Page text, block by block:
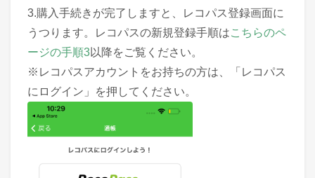
3.購入手続きが完了しますと、レコパス登録画面に
うつります。レコパスの新規登録手順はこちらのペ
ージの手順3以降をご覧ください。
※レコパスアカウントをお持ちの方は、「レコパス
にログイン」を押してください。